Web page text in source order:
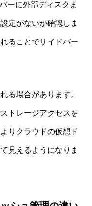
ーに外部ディスクま
定がないか確認しま
ることでサイドバー
る場合があります。
トレージアクセスを
りクラウドの仮想ド
見えるようになりま